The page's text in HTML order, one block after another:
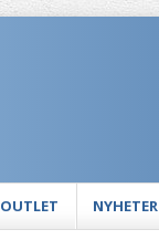
OUTLET NYHETER